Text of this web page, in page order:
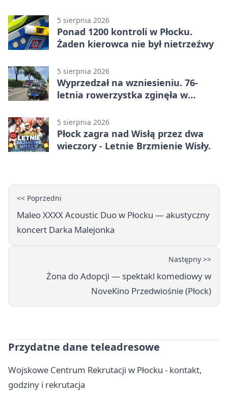
5 sierpnia 2026
Ponad 1200 kontroli w Płocku.
Żaden kierowca nie był nietrzeźwy
5 sierpnia 2026
Wyprzedzał na wzniesieniu. 76-
letnia rowerzystka zginęła w
5 sierpnia 2026
Płock zagra nad Wisłą przez dwa
wieczory - Letnie Brzmienie Wisły.
<< Poprzedni
Maleo XXXX Acoustic Duo w Płocku — akustyczny
koncert Darka Malejonka
Następny >>
Żona do Adopcji — spektakl komediowy w
NoveKino Przedwiośnie (Płock)
Przydatne dane teleadresowe
Wojskowe Centrum Rekrutacji w Płocku - kontakt,
godziny i rekrutacja